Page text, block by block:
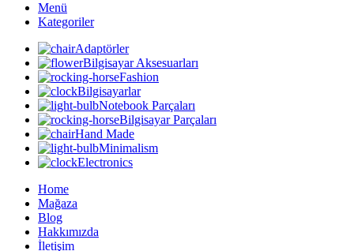
Menü
Kategoriler
Adaptörler
Bilgisayar Aksesuarları
Fashion
Bilgisayarlar
Notebook Parçaları
Bilgisayar Parçaları
Hand Made
Minimalism
Electronics
Home
Mağaza
Blog
Hakkımızda
İletişim